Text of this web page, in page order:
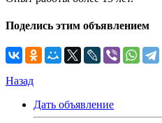
Поделись этим объявлением
Назад
Дать объявление